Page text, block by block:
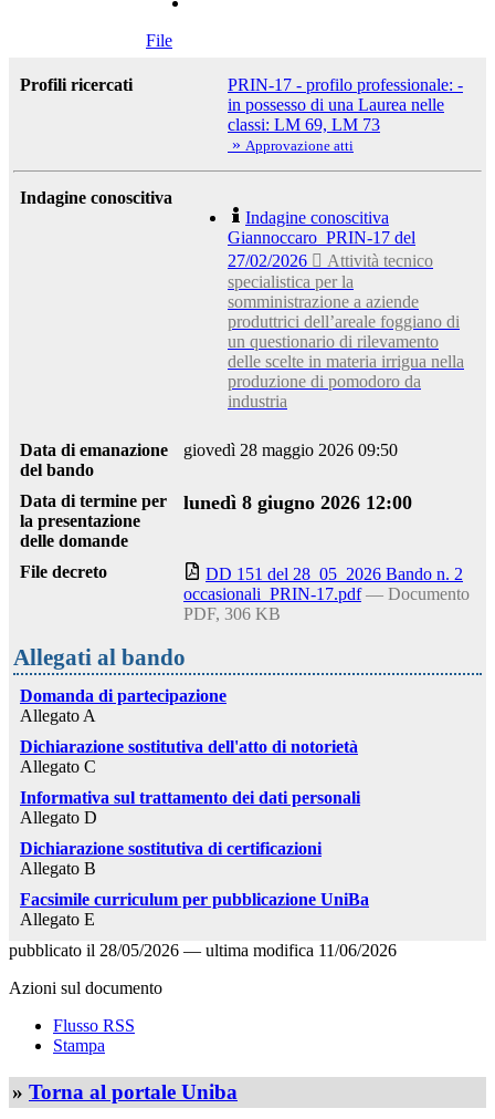
File
Profili ricercati
PRIN-17 - profilo professionale: -
in possesso di una Laurea nelle
classi: LM 69, LM 73
» Approvazione atti
Indagine conoscitiva
Indagine conoscitiva
Giannoccaro_PRIN-17 del
27/02/2026  Attività tecnico
specialistica per la
somministrazione a aziende
produttrici dell’areale foggiano di
un questionario di rilevamento
delle scelte in materia irrigua nella
produzione di pomodoro da
industria
Data di emanazione
del bando
giovedì 28 maggio 2026 09:50
Data di termine per
la presentazione
delle domande
lunedì 8 giugno 2026 12:00
File decreto
DD 151 del 28_05_2026 Bando n. 2
occasionali_PRIN-17.pdf — Documento
PDF, 306 KB
Allegati al bando
Domanda di partecipazione
Allegato A
Dichiarazione sostitutiva dell'atto di notorietà
Allegato C
Informativa sul trattamento dei dati personali
Allegato D
Dichiarazione sostitutiva di certificazioni
Allegato B
Facsimile curriculum per pubblicazione UniBa
Allegato E
pubblicato il 28/05/2026 — ultima modifica 11/06/2026
Azioni sul documento
Flusso RSS
Stampa
» Torna al portale Uniba